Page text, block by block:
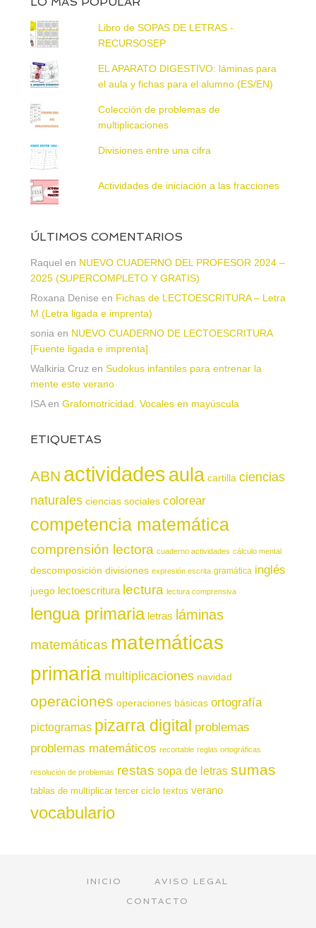
Libro de SOPAS DE LETRAS -
RECURSOSEP
EL APARATO DIGESTIVO: láminas para
el aula y fichas para el alumno (ES/EN)
Colección de problemas de
multiplicaciones
Divisiones entre una cifra
Actividades de iniciación a las fracciones
ÚLTIMOS COMENTARIOS
Raquel en NUEVO CUADERNO DEL PROFESOR 2024 –
2025 (SUPERCOMPLETO Y GRATIS)
Roxana Denise en Fichas de LECTOESCRITURA – Letra
M (Letra ligada e imprenta)
sonia en NUEVO CUADERNO DE LECTOESCRITURA
[Fuente ligada e imprenta]
Walkiria Cruz en Sudokus infantiles para entrenar la
mente este verano
ISAen Grafomotricidad. Vocales en mayúscula
ETIQUETAS
ABN actividadesaula cartilla ciencias
naturales ciencias sociales colorear
competencia matemática
comprensión lectora cuaderno actividades cálculo mental
descomposición divisiones expresión escrita gramática inglés
juego lectoescritura lectura lectura comprensiva
lengua primaria letras láminas
matemáticas matemáticas
primaria multiplicaciones navidad
operaciones operaciones básicas ortografía
pictogramas pizarra digital problemas
problemas matemáticos recortable reglas ortográficas
resolución de problemas restas sopa de letras sumas
tablas de multiplicar tercer ciclo textos verano
vocabulario
INICIO
AVISO LEGAL
CONTACTO